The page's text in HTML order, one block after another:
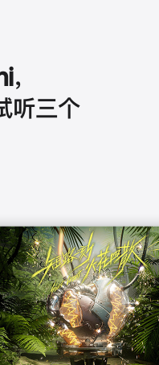
听三个